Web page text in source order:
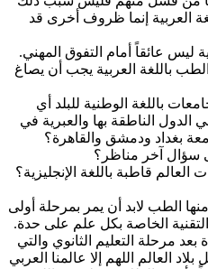
العربية إنما ظروف أخرى قد
ليس عائقاً أمام التفوق المهني.
باللغة العربية يجب أن يصاغ
باللغة الوطنية للبلد أي
الدول الناطقة بها والعبرية في
بغداد ودمشق والقاهرة؟
سؤال آخر مناظر؟
قاطبة باللغة الإنجليزية؟
الطب لابد أن يمر بمرحلة أولى
الخاصة بكل علم على حدة.
مرحلة التعليم الثانوي والتي
العالم اللهم إلا عالمنا العربي